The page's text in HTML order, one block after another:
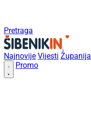
Pretraga
Najnovije Vijesti Županija
Promo